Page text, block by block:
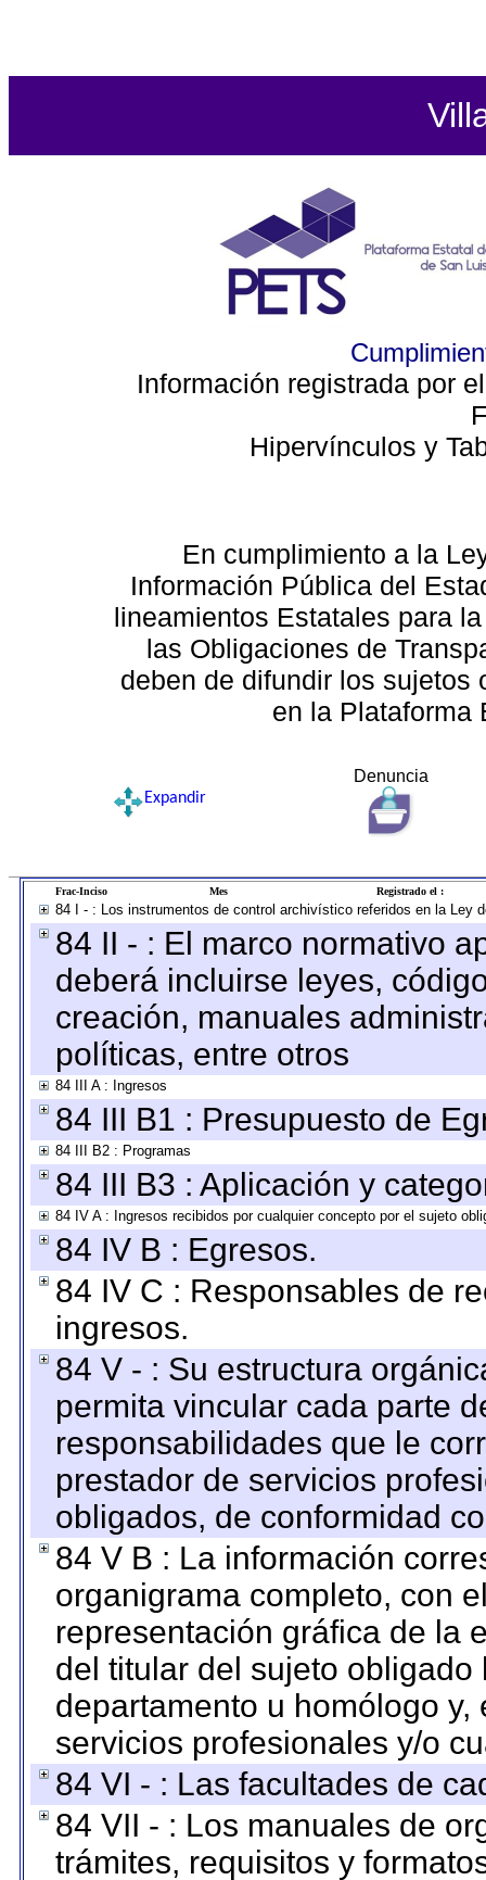
Información registrada por
Hipervínculos y
En cumplimiento a la
Información Pública del
lineamientos Estatales para
las Obligaciones de
deben de difundir los sujetos
en la Plataforma
Denuncia
Expandir
Frac-Inciso Mes Registrado el :
84 I - : Los instrumentos de control archivístico referidos en la Ley
84 II - : El marco normativo
deberá incluirse leyes,
creación, manuales
políticas, entre otros
84 III A : Ingresos
84 III B1 : Presupuesto de
84 III B2 : Programas
84 III B3 : Aplicación y
84 IV A : Ingresos recibidos por cualquier concepto por el sujeto
84 IV B : Egresos.
84 IV C : Responsables de
ingresos.
84 V - : Su estructura
permita vincular cada parte
responsabilidades que le
prestador de servicios
obligados, de conformidad
84 V B : La información
organigrama completo, con
representación gráfica de la
del titular del sujeto
departamento u homólogo
servicios profesionales y/o
84 VI - : Las facultades de
84 VII - : Los manuales de
trámites, requisitos y